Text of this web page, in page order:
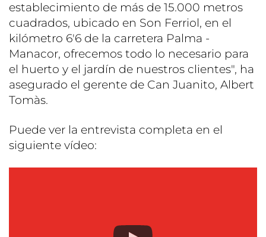
establecimiento de más de 15.000 metros
cuadrados, ubicado en Son Ferriol, en el
kilómetro 6'6 de la carretera Palma -
Manacor, ofrecemos todo lo necesario para
el huerto y el jardín de nuestros clientes", ha
asegurado el gerente de Can Juanito, Albert
Tomàs.
Puede ver la entrevista completa en el
siguiente vídeo: